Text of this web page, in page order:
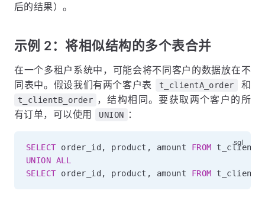
后的结果）。
示例 2：将相似结构的多个表合并
在一个多租户系统中，可能会将不同客户的数据放在不
同表中。假设我们有两个客户表
t_clientA_order 和
t_clientB_order ，结构相同。要获取两个客户的所
有订单，可以使用
UNION ：
SELECT order_id , product , amount FROM
UNION ALL
SELECT order_id , product , amount FROM